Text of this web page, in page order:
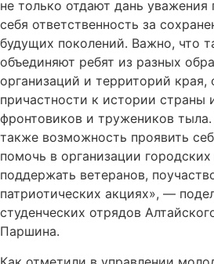
не только отдают дань уважения
себя ответственность за
будущих поколений. Важно, что
объединяют ребят из разных
организаций и территорий
причастности к истории страны
фронтовиков и тружеников
также возможность проявить
помочь в организации
поддержать ветеранов,
патриотических акциях», —
студенческих отрядов
Паршина.